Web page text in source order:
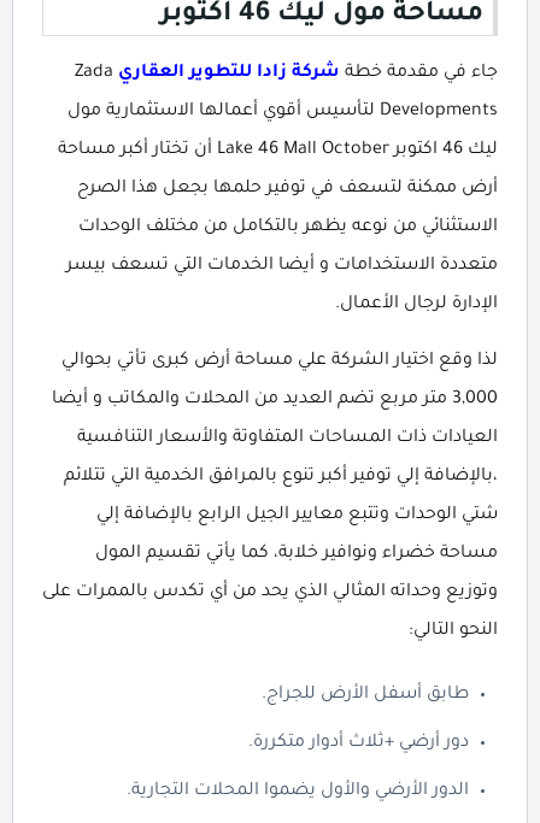
مساحة مول ليك 46 اكتوبر
جاء في مقدمة خطة شركة زادا للتطوير العقاري Zada
Developments لتأسيس أقوي أعمالها الاستثمارية مول
ليك 46 اكتوبر Lake 46 Mall October أن تختار أكبر مساحة
أرض ممكنة لتسعف في توفير حلمها بجعل هذا الصرح
الاستثنائي من نوعه يظهر بالتكامل من مختلف الوحدات
متعددة الاستخدامات و أيضا الخدمات التي تسعف بيسر
الإدارة لرجال الأعمال.
لذا وقع اختيار الشركة علي مساحة أرض كبرى تأتي بحوالي
3,000 متر مربع تضم العديد من المحلات والمكاتب و أيضا
العيادات ذات المساحات المتفاوتة والأسعار التنافسية
،بالإضافة إلي توفير أكبر تنوع بالمرافق الخدمية التي تتلائم
شتي الوحدات وتتبع معايير الجيل الرابع بالإضافة إلي
مساحة خضراء ونوافير خلابة، كما يأتي تقسيم المول
وتوزيع وحداته المثالي الذي يحد من أي تكدس بالممرات على
النحو التالي:
طابق أسفل الأرض للجراج.
دور أرضي +ثلاث أدوار متكررة.
الدور الأرضي والأول يضموا المحلات التجارية.